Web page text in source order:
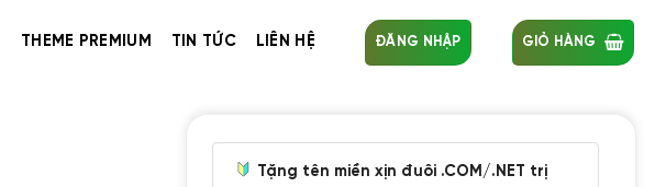
THEME PREMIUM TIN TỨC LIÊN HỆ ĐĂNG NHẬP GIỎ HÀNG
Tặng tên miền xịn đuôi .COM/.NET trị